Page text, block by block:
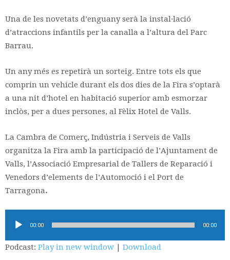
Una de les novetats d’enguany serà la instal·lació
d’atraccions infantils per la canalla a l’altura del Parc
Barrau.
Un any més es repetirà un sorteig. Entre tots els que
comprin un vehicle durant els dos dies de la Fira s’optarà
a una nit d’hotel en habitació superior amb esmorzar
inclòs, per a dues persones, al Fèlix Hotel de Valls.
La Cambra de Comerç, Indústria i Serveis de Valls
organitza la Fira amb la participació de l’Ajuntament de
Valls, l’Associació Empresarial de Tallers de Reparació i
Venedors d’elements de l’Automoció i el Port de
Tarragona.
d'àudio00:00 00:00
Podcast: Play in new window | Download